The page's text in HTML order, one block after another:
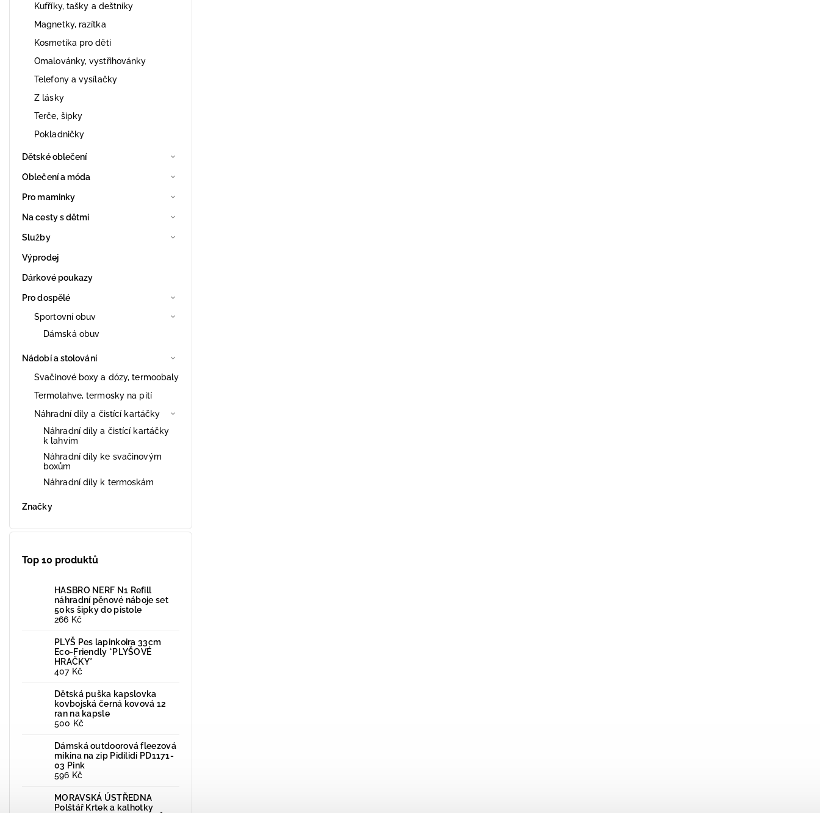
Kufříky, tašky a deštníky
Magnetky, razítka
Kosmetika pro děti
Omalovánky, vystřihovánky
Telefony a vysílačky
Z lásky
Terče, šipky
Pokladničky
Dětské oblečení
Oblečení a móda
Pro maminky
Na cesty s dětmi
Služby
Výprodej
Dárkové poukazy
Pro dospělé
Sportovní obuv
Dámská obuv
Nádobí a stolování
Svačinové boxy a dózy, termoobaly
Termolahve, termosky na pití
Náhradní díly a čistící kartáčky
Náhradní díly a čistící kartáčky
k lahvím
Náhradní díly ke svačinovým
boxům
Náhradní díly k termoskám
Značky
Top 10 produktů
HASBRO NERF N1 Refill
náhradní pěnové náboje set
50ks šipky do pistole
266 Kč
PLYŠ Pes lapinkoira 33cm
Eco-Friendly *PLYŠOVÉ
HRAČKY*
407 Kč
Dětská puška kapslovka
kovbojská černá kovová 12
ran na kapsle
500 Kč
Dámská outdoorová fleezová
mikina na zip Pidilidi PD1171-
03 Pink
596 Kč
MORAVSKÁ ÚSTŘEDNA
Polštář Krtek a kalhotky